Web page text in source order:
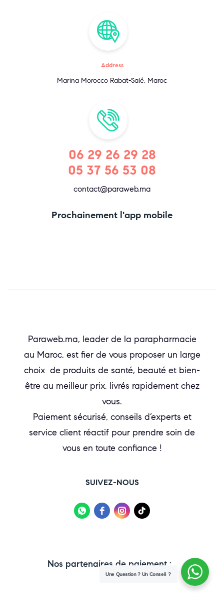
Address
Marina Morocco Rabat-Salé, Maroc
06 29 26 29 28
05 37 56 53 08
contact@paraweb.ma
Prochainement l'app mobile
Paraweb.ma, leader de la parapharmacie
au Maroc, est fier de vous proposer un large
choix de produits de santé, beauté et bien-
être au meilleur prix, livrés rapidement chez
vous.
Paiement sécurisé, conseils d’experts et
service client réactif pour prendre soin de
vous en toute confiance !
SUIVEZ-NOUS
Nos partenaires de paiement :
Une Question ? Un Conseil ?